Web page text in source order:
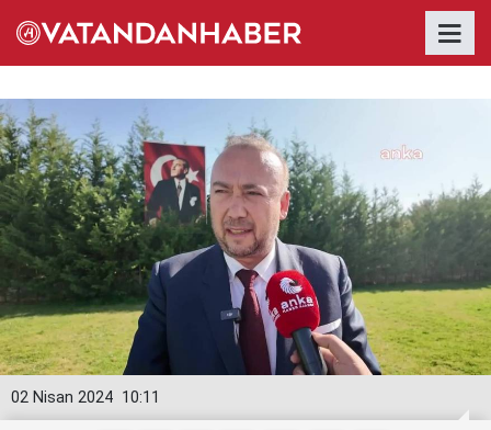
10:11
02 Nisan 2024